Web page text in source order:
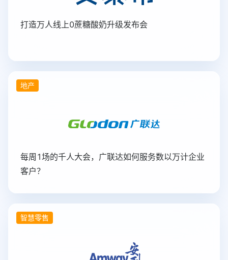
打造万人线上0蔗糖酸奶升级发布会
地产
每周1场的千人大会，广联达如何服务数以万计企业
客户？
智慧零售